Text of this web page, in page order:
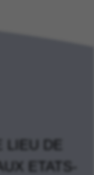
DE
ETATS-